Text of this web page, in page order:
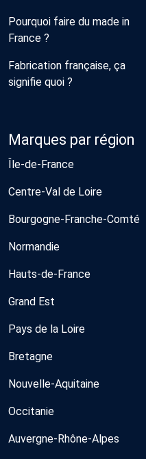
Pourquoi faire du made in
France ?
Fabrication française, ça
signifie quoi ?
Marques par région
Île-de-France
Centre-Val de Loire
Bourgogne-Franche-Comté
Normandie
Hauts-de-France
Grand Est
Pays de la Loire
Bretagne
Nouvelle-Aquitaine
Occitanie
Auvergne-Rhône-Alpes